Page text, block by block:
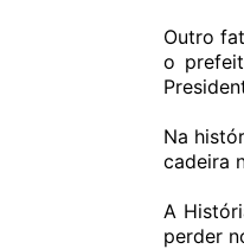
Outro
o
Na
cadeira
A
perder